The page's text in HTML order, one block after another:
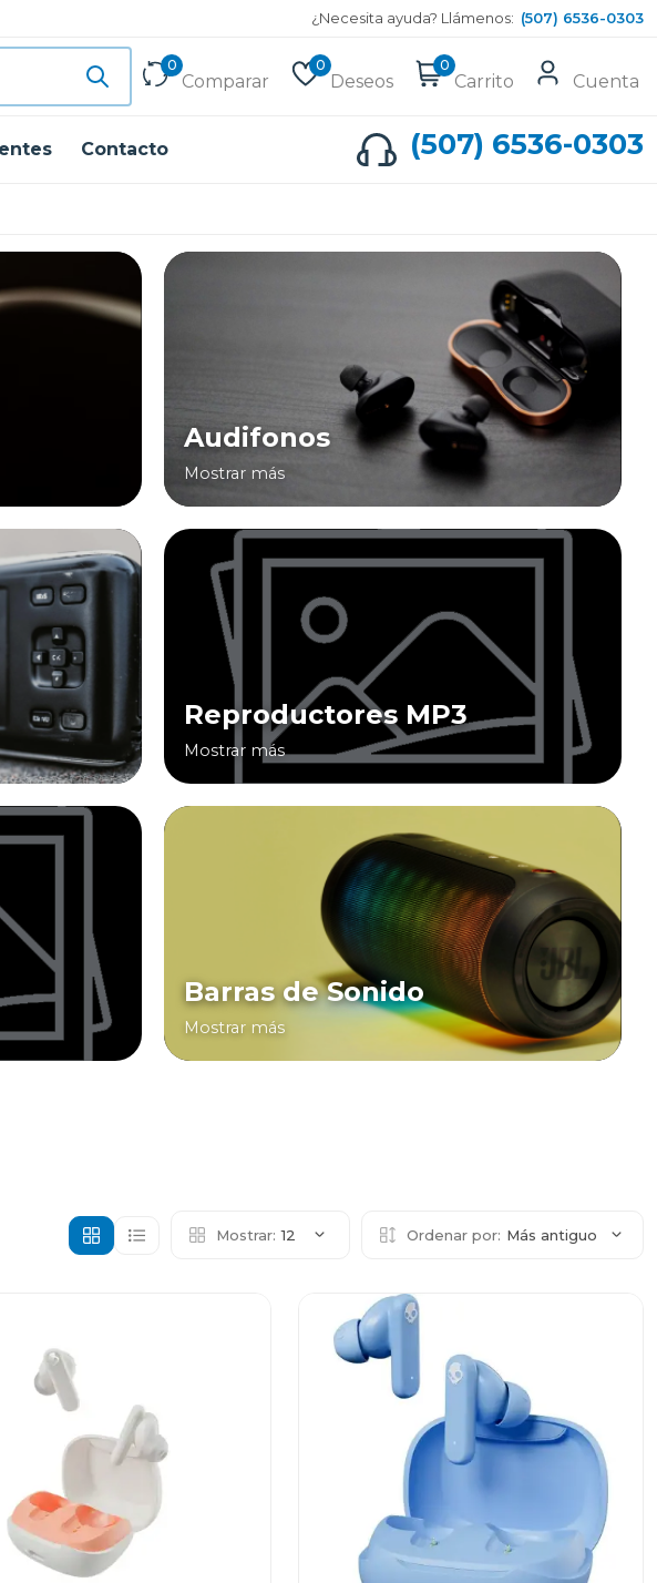
¿Necesita ayuda? Llámenos: (507) 6536-0303
0
Comparar
0
Deseos
0
Carrito Cuenta
Contacto (507) 6536-0303
Audifonos
Mostrar más
Reproductores MP3
Mostrar más
Barras de Sonido
Mostrar más
Mostrar: 12 Ordenar por: Más antiguo